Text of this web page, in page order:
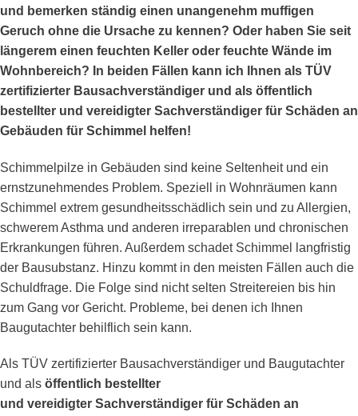
und bemerken ständig einen unangenehm muffigen
Geruch ohne die Ursache zu kennen? Oder haben Sie seit
längerem einen feuchten Keller oder feuchte Wände im
Wohnbereich? In beiden Fällen kann ich Ihnen als TÜV
zertifizierter Bausachverständiger und als öffentlich
bestellter und vereidigter Sachverständiger für Schäden an
Gebäuden für Schimmel helfen!
Schimmelpilze in Gebäuden sind keine Seltenheit und ein
ernstzunehmendes Problem. Speziell in Wohnräumen kann
Schimmel extrem gesundheitsschädlich sein und zu Allergien,
schwerem Asthma und anderen irreparablen und chronischen
Erkrankungen führen. Außerdem schadet Schimmel langfristig
der Bausubstanz. Hinzu kommt in den meisten Fällen auch die
Schuldfrage. Die Folge sind nicht selten Streitereien bis hin
zum Gang vor Gericht. Probleme, bei denen ich Ihnen
Baugutachter behilflich sein kann.
Als TÜV zertifizierter Bausachverständiger und Baugutachter
und als öffentlich bestellter
und vereidigter Sachverständiger für Schäden an